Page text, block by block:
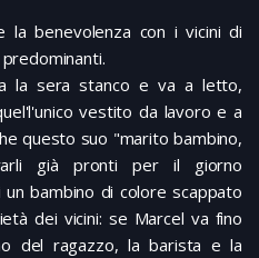
la benevolenza con i vicini di
la sera stanco e va a letto,
vestito da lavoro e a
questo suo "marito bambino,
già pronti per il giorno
bambino di colore scappato
dei vicini: se Marcel va fino
del ragazzo, la barista e la